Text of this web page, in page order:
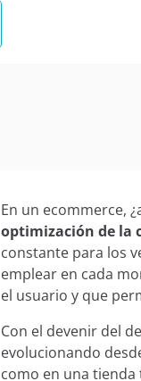
En un ecommerce,
optimización de la
constante para los
emplear en cada
el usuario y que
Con el devenir del
evolucionando
como en una